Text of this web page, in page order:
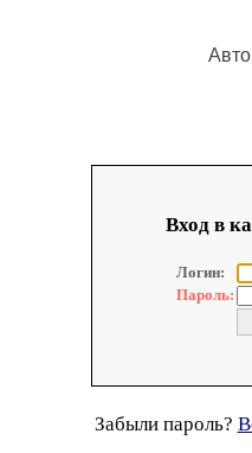
Вход в
Логин:
Пароль:
Забыли пароль?